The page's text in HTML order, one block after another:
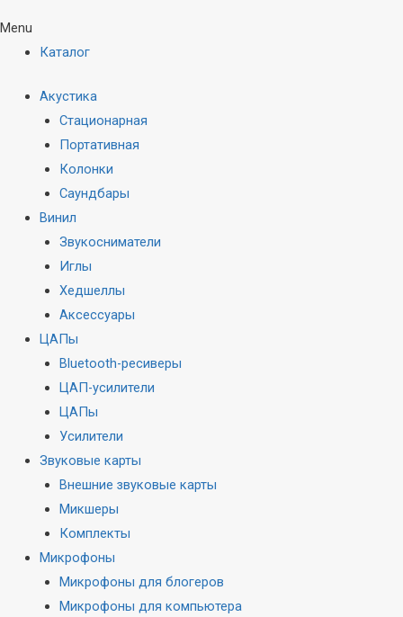
Menu
Каталог
Акустика
Стационарная
Портативная
Колонки
Саундбары
Винил
Звукосниматели
Иглы
Хедшеллы
Аксессуары
ЦАПы
Bluetooth-ресиверы
ЦАП-усилители
ЦАПы
Усилители
Звуковые карты
Внешние звуковые карты
Микшеры
Комплекты
Микрофоны
Микрофоны для блогеров
Микрофоны для компьютера